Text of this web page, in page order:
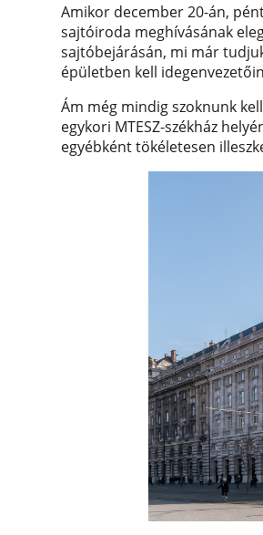
Amikor december 20-án,
sajtóiroda meghívásának
sajtóbejárásán, mi már
épületben kell
Ám még mindig szoknunk
egykori MTESZ-székház
egyébként tökéletesen